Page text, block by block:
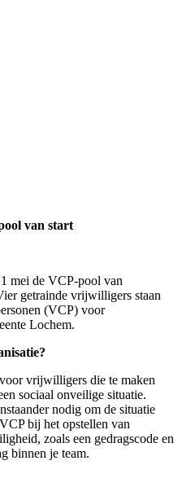
van start
mei de VCP-pool van
getrainde vrijwilligers staan
(VCP) voor
Lochem.
vrijwilligers die te maken
sociaal onveilige situatie.
nodig om de situatie
bij het opstellen van
zoals een gedragscode en
binnen je team.